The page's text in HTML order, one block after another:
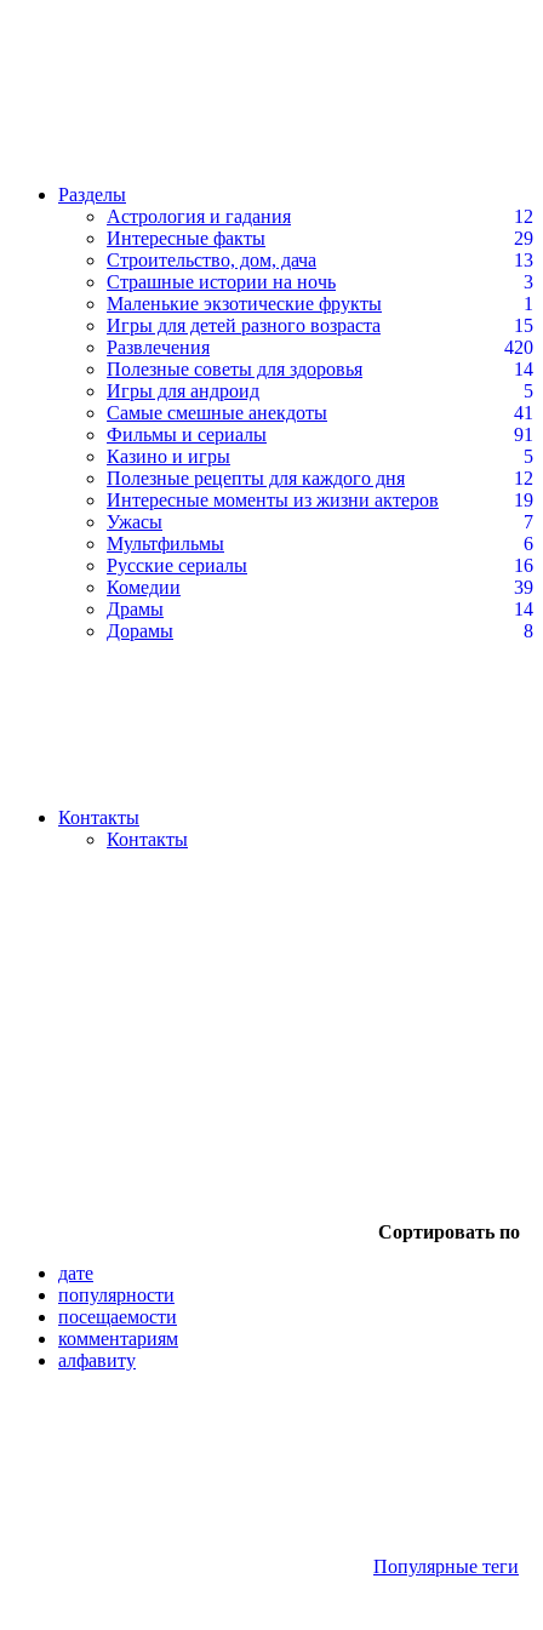
Разделы
Астрология и гадания
12
Интересные факты
29
Строительство, дом, дача
13
Страшные истории на ночь
3
Маленькие экзотические фрукты
1
Игры для детей разного возраста
15
Развлечения
420
Полезные советы для здоровья
14
Игры для андроид
5
Самые смешные анекдоты
41
Фильмы и сериалы
91
Казино и игры
5
Полезные рецепты для каждого дня
12
Интересные моменты из жизни актеров
19
Ужасы
7
Мультфильмы
6
Русские сериалы
16
Комедии
39
Драмы
14
Дорамы
8
Контакты
Контакты
Сортировать по
дате
популярности
посещаемости
комментариям
алфавиту
Популярные теги